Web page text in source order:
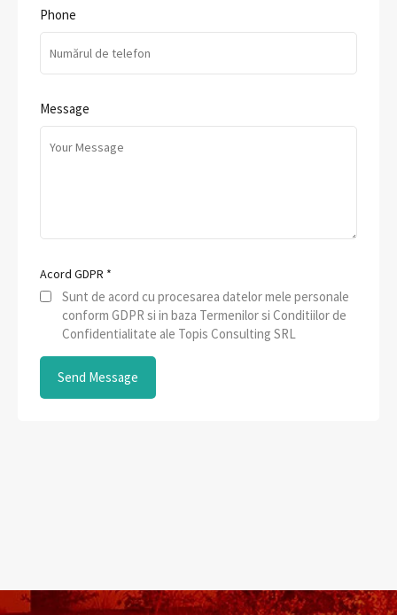
Phone
Message
Acord GDPR *
Sunt de acord cu procesarea datelor mele personale
conform GDPR si in baza Termenilor si Conditiilor de
Confidentialitate ale Topis Consulting SRL